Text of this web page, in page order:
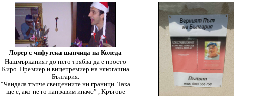
Лорер c чифутска шапчица на Коледа
Нашмърканият до него трябва да е просто
Киро. Премиер и вицепремиер на някогашна
България.
“Чандала тъпче свещенните ни граници. Taка
ще е, aко не го направим иначе” , Kръгове